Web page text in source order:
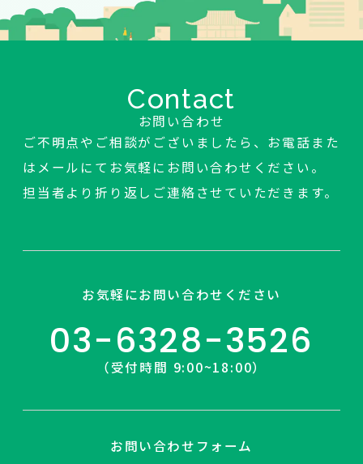
お問い合わせ
Contact
ご不明点やご相談がございましたら、お電話また
はメールにてお気軽にお問い合わせください。
担当者より折り返しご連絡させていただきます。
お気軽にお問い合わせください
03-6328-3526
（受付時間 9:00~18:00）
お問い合わせフォーム